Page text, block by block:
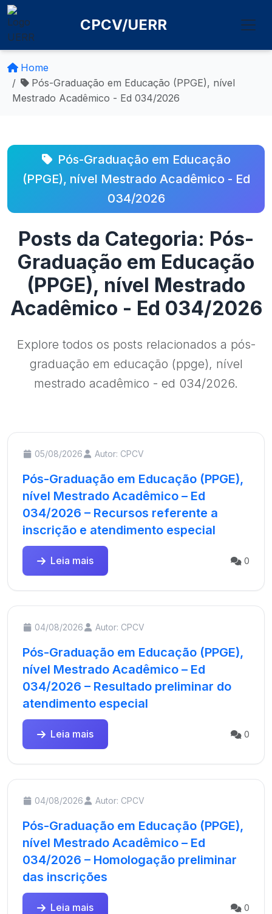
CPCV/UERR
Home
Pós-Graduação em Educação (PPGE), nível
Mestrado Acadêmico - Ed 034/2026
Pós-Graduação em Educação
(PPGE), nível Mestrado Acadêmico - Ed
034/2026
Posts da Categoria: Pós-
Graduação em Educação
(PPGE), nível Mestrado
Acadêmico - Ed 034/2026
Explore todos os posts relacionados a pós-
graduação em educação (ppge), nível
mestrado acadêmico - ed 034/2026.
05/08/2026 Autor: CPCV
Pós-Graduação em Educação (PPGE),
nível Mestrado Acadêmico – Ed
034/2026 – Recursos referente a
inscrição e atendimento especial
Leia mais 0
04/08/2026 Autor: CPCV
Pós-Graduação em Educação (PPGE),
nível Mestrado Acadêmico – Ed
034/2026 – Resultado preliminar do
atendimento especial
Leia mais 0
04/08/2026 Autor: CPCV
Pós-Graduação em Educação (PPGE),
nível Mestrado Acadêmico – Ed
034/2026 – Homologação preliminar
das inscrições
Leia mais 0